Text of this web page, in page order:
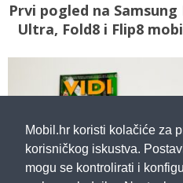
Mobil.hr koristi kolačiće za
korisničkog iskustva.
mogu se kontrolirati i
Prvi pogled na Samsung
Ultra, Fold8 i Flip8
Novosti
Cafe Mobil
Usporedi mobitele
Impressum
Marketing
Pravne odredbe
Izjava o privatnosti